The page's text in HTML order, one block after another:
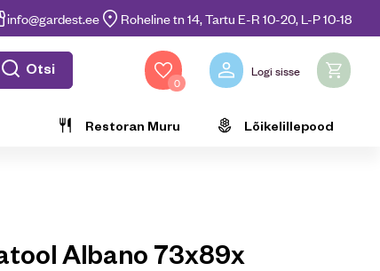
info@gardest.ee Roheline tn 14, Tartu E-R 10-20, L-P 10-18
Otsi
0
Logi sisse
Restoran Muru Lõikelillepood
Albano 73x89x